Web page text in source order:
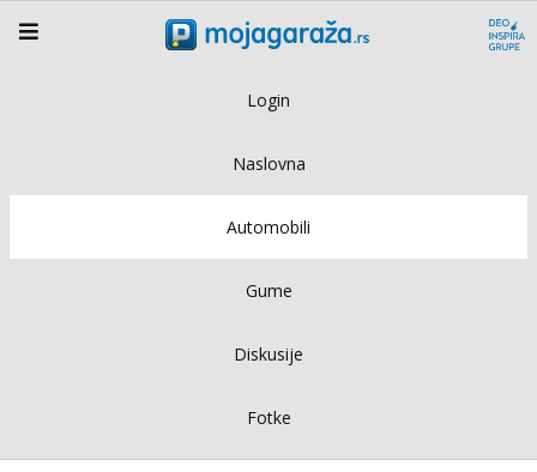
Login
Naslovna
Automobili
Gume
Diskusije
Fotke